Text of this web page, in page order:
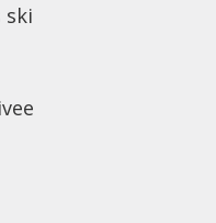
ski